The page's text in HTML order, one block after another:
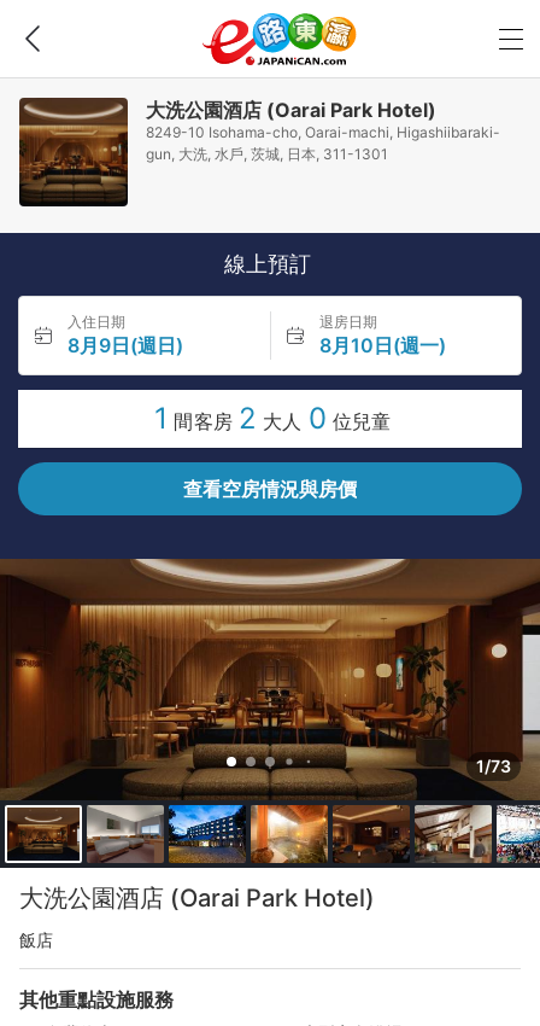
大洗公園酒店 (Oarai Park Hotel)
8249-10 Isohama-cho, Oarai-machi, Higashiibaraki-
gun, 大洗, 水戶, 茨城, 日本, 311-1301
線上預訂
入住日期
8月9日(週日)
退房日期
8月10日(週一)
1 間客房 2 大人 0 位兒童
查看空房情況與房價
1/73
大洗公園酒店 (Oarai Park Hotel)
飯店
其他重點設施服務